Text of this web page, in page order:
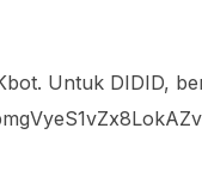
Untuk DIDID,